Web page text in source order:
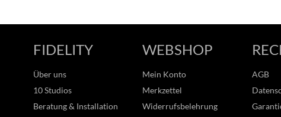
FIDELITY
Über uns
10 Studios
Beratung & Installation
WEBSHOP
Mein Konto
Merkzettel
Widerrufsbelehrung
AGB